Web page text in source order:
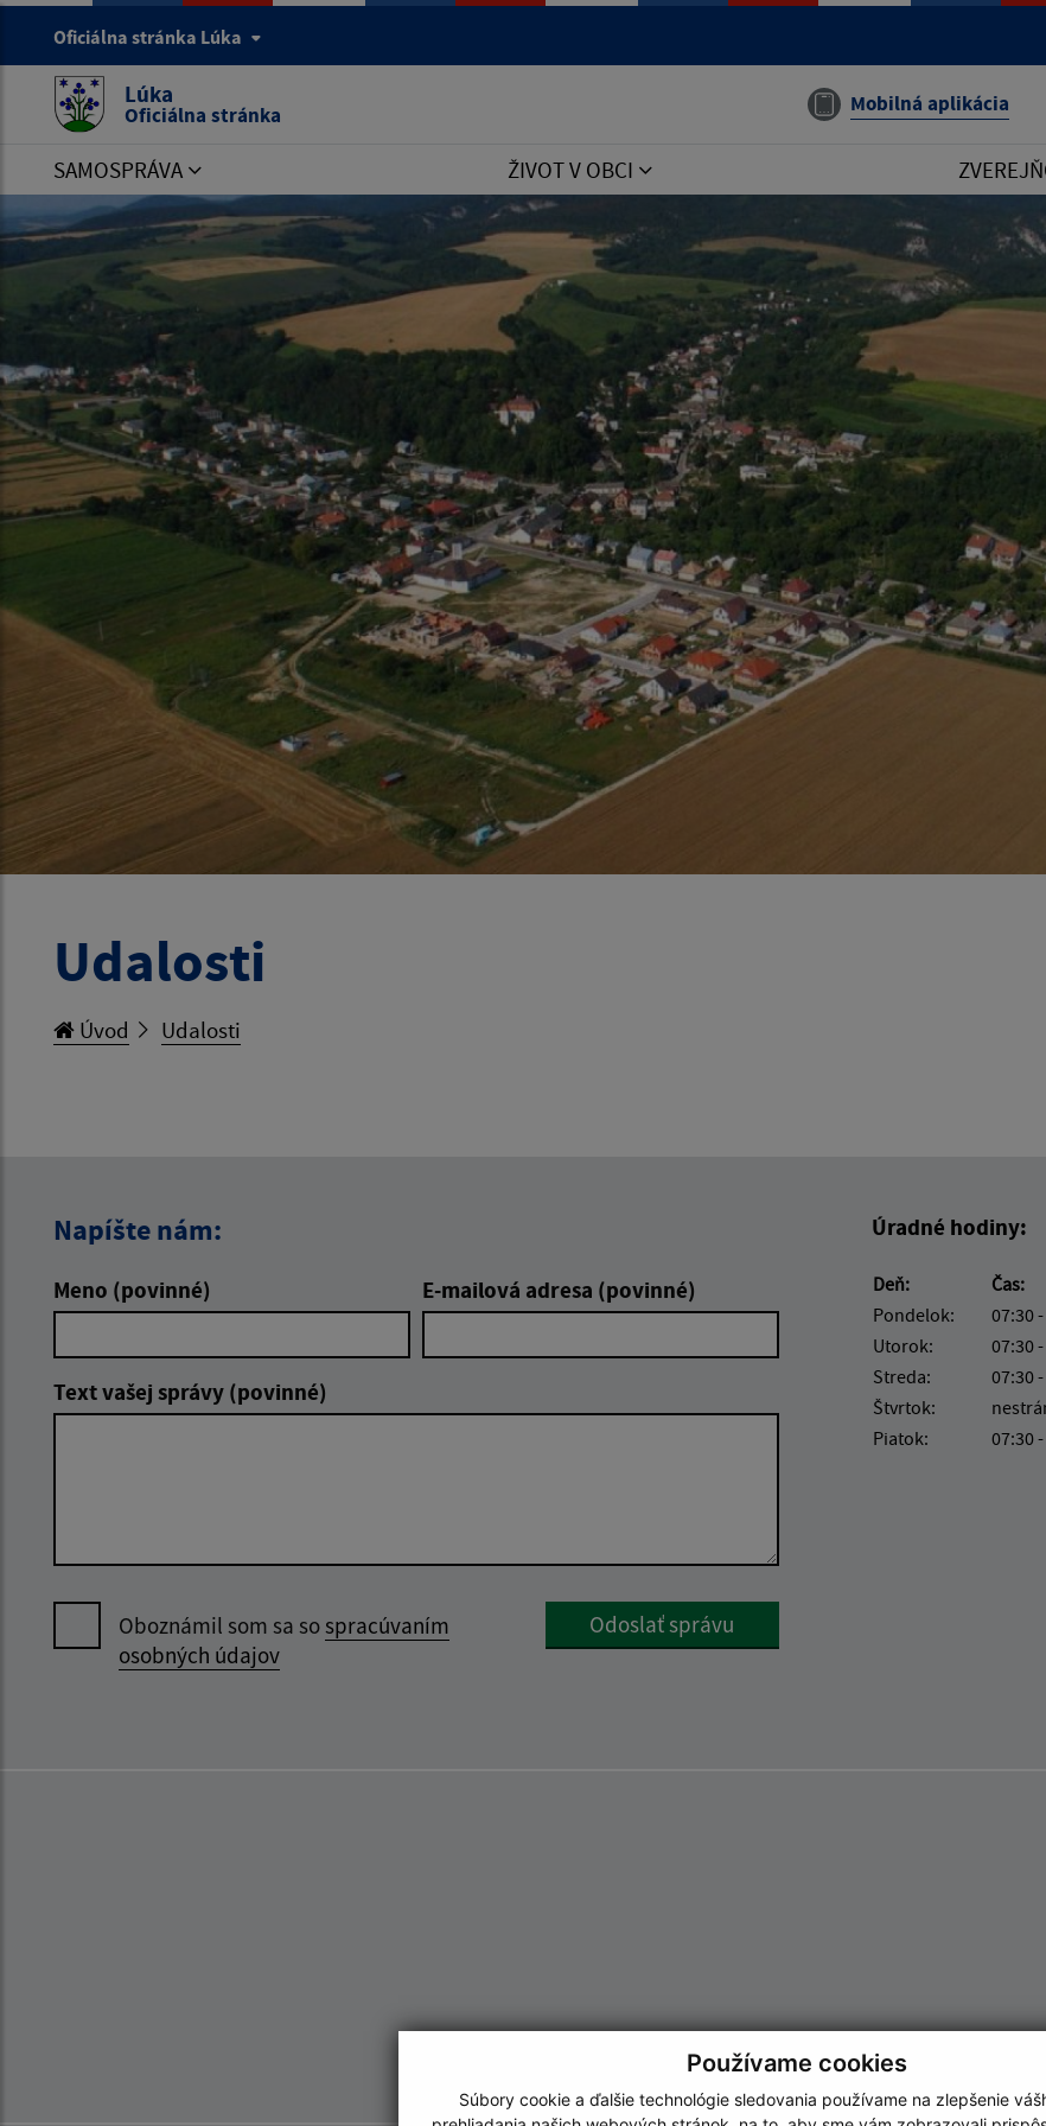
Používame cookies
Súbory cookie a ďalšie technológie sledovania používame na zlepšenie
Oficiálna stránka Lúka
Lúka
Oficiálna stránka Mobilná aplikácia
SAMOSPRÁVA ŽIVOT V OBCI
Udalosti
Úvod Udalosti
Napíšte nám:
Meno (povinné) E-mailová adresa (povinné)
Text vašej správy (povinné)
Oboznámil som sa sospracúvaním
osobných údajov
Odoslať správu
Úradné hodiny:
Deň:
Čas:
Pondelok:
07:30
Utorok:
07:30
Streda:
07:30
Štvrtok:
Piatok:
07:30